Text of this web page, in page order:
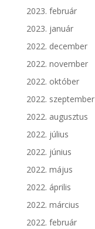
2023. február
2023. január
2022. december
2022. november
2022. október
2022. szeptember
2022. augusztus
2022. július
2022. június
2022. május
2022. április
2022. március
2022. február